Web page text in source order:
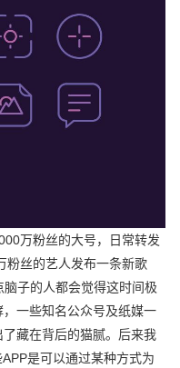
万粉丝的大号，日常转发
粉丝的艺人发布一条新歌
子的人都会觉得这时间极
一些知名公众号及纸媒一
藏在背后的猫腻。后来我
是可以通过某种方式为